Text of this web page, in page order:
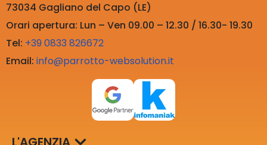
73034 Gagliano del Capo (LE)
Orari apertura: Lun – Ven 09.00 – 12.30 / 16.30- 19.30
Tel: +39 0833 826672
Email: info@parrotto-websolution.it